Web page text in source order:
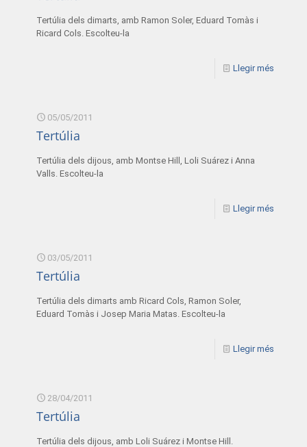
Tertúlia dels dimarts, amb Ramon Soler, Eduard Tomàs i
Ricard Cols. Escolteu-la
Llegir més
05/05/2011
Tertúlia
Tertúlia dels dijous, amb Montse Hill, Loli Suárez i Anna
Valls. Escolteu-la
Llegir més
03/05/2011
Tertúlia
Tertúlia dels dimarts amb Ricard Cols, Ramon Soler,
Eduard Tomàs i Josep Maria Matas. Escolteu-la
Llegir més
28/04/2011
Tertúlia
Tertúlia dels dijous, amb Loli Suárez i Montse Hill.